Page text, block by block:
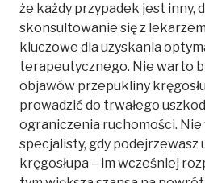
że każdy przypadek jest inny,
skonsultowanie się z
kluczowe dla uzyskania
terapeutycznego. Nie warto
objawów przepukliny
prowadzić do trwałego
ograniczenia ruchomości. Nie
specjalisty, gdy podejrzewasz
kręgosłupa – im wcześniej